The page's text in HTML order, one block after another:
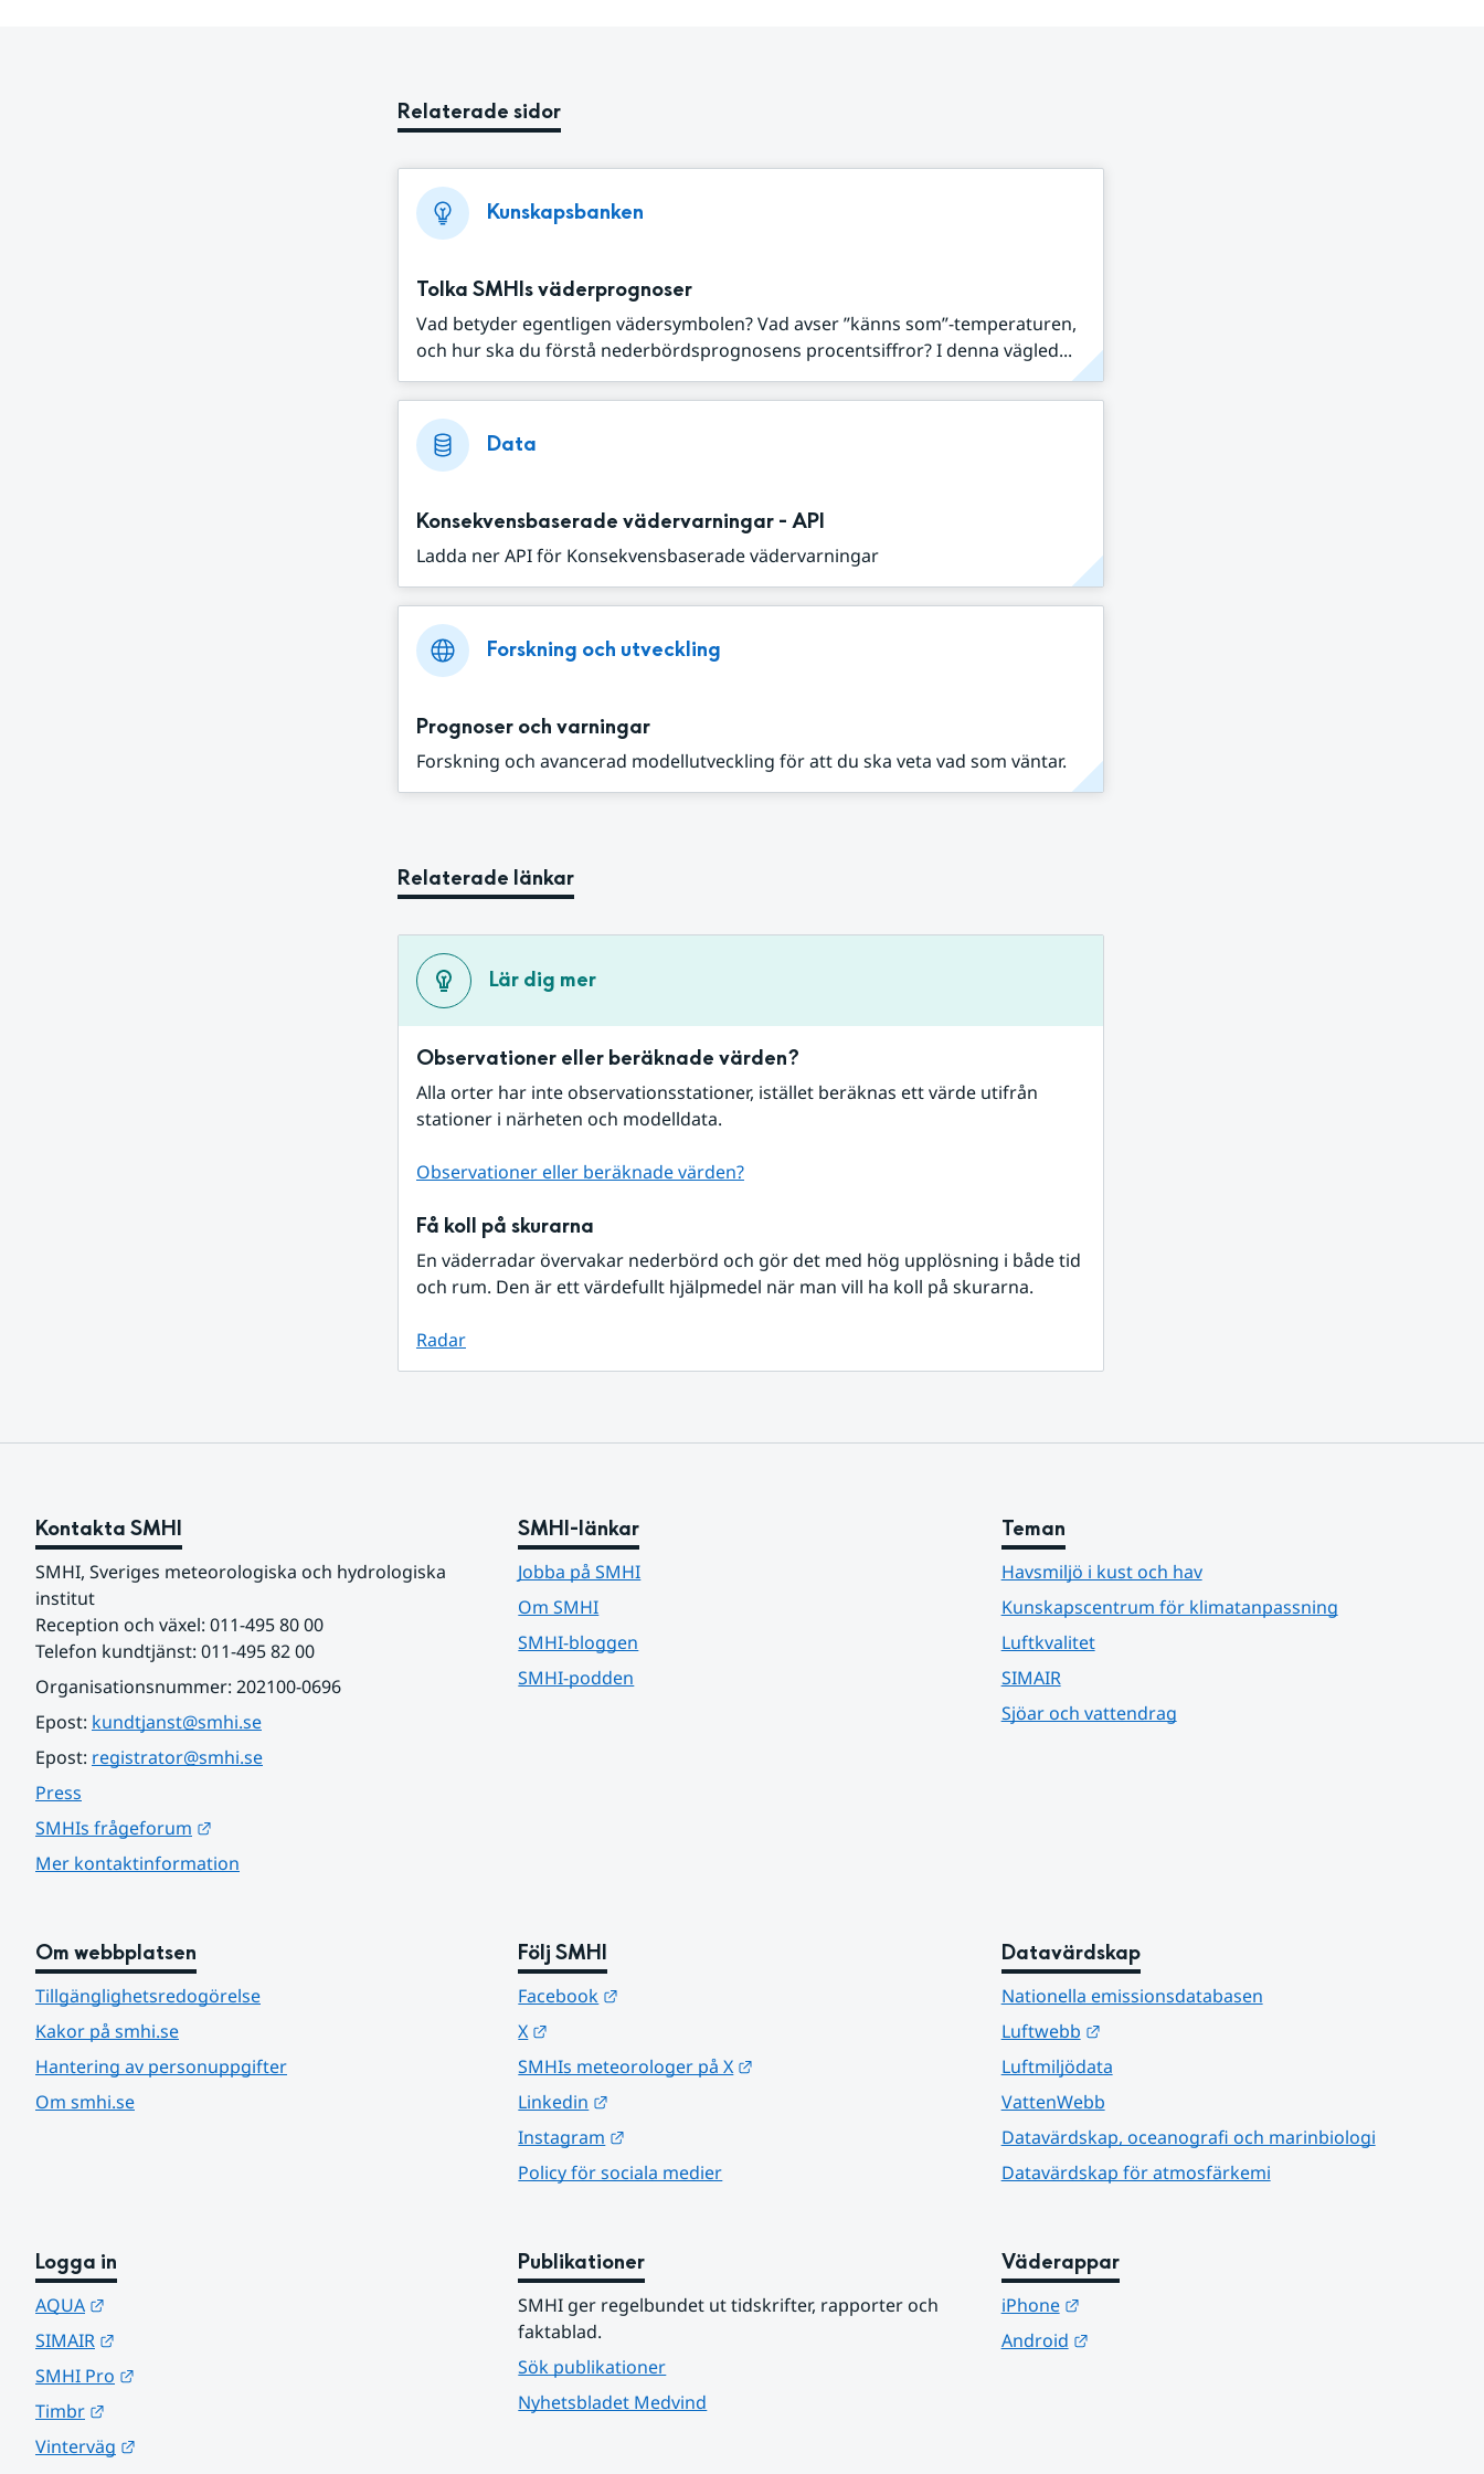
Relaterade sidor
Kunskapsbanken
Tolka SMHIs väderprognoser
Vad betyder egentligen vädersymbolen? Vad avser ”känns som”-temperaturen,
och hur ska du förstå nederbördsprognosens procentsiffror? I denna vägled...
Data
Konsekvensbaserade vädervarningar - API
Ladda ner API för Konsekvensbaserade vädervarningar
Forskning och utveckling
Prognoser och varningar
Forskning och avancerad modellutveckling för att du ska veta vad som väntar.
Relaterade länkar
Lär dig mer
Observationer eller beräknade värden?
Alla orter har inte observationsstationer, istället beräknas ett värde utifrån
stationer i närheten och modelldata.
Observationer eller beräknade värden?
Få koll på skurarna
En väderradar övervakar nederbörd och gör det med hög upplösning i både tid
och rum. Den är ett värdefullt hjälpmedel när man vill ha koll på skurarna.
Radar
Kontakta SMHI
SMHI, Sveriges meteorologiska och hydrologiska
institut
Reception och växel: 011-495 80 00
Telefon kundtjänst: 011-495 82 00
Organisationsnummer: 202100-0696
Epost: kundtjanst@smhi.se
Epost: registrator@smhi.se
Press
SMHIs frågeforum
Mer kontaktinformation
SMHI-länkar
Jobba på SMHI
Om SMHI
SMHI-bloggen
SMHI-podden
Teman
Havsmiljö i kust och hav
Kunskapscentrum för klimatanpassning
Luftkvalitet
SIMAIR
Sjöar och vattendrag
Om webbplatsen
Tillgänglighetsredogörelse
Kakor på smhi.se
Hantering av personuppgifter
Om smhi.se
Följ SMHI
Facebook
X
SMHIs meteorologer på X
Linkedin
Instagram
Policy för sociala medier
Datavärdskap
Nationella emissionsdatabasen
Luftwebb
Länk till annan webbplats.
Luftmiljödata
VattenWebb
Datavärdskap, oceanografi och marinbiologi
Datavärdskap för atmosfärkemi
Logga in
AQUA
SIMAIR
SMHI Pro
Timbr
Vinterväg
Publikationer
SMHI ger regelbundet ut tidskrifter, rapporter och
faktablad.
Sök publikationer
Nyhetsbladet Medvind
Väderappar
iPhone
Länk till annan webbplats.
Android
Länk till annan webbplats.